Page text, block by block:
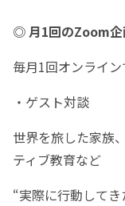
◎ 月1回のZoom
毎月1回オンライン
・ゲスト対談
世界を旅した家族
ティブ教育など
“実際に行動して